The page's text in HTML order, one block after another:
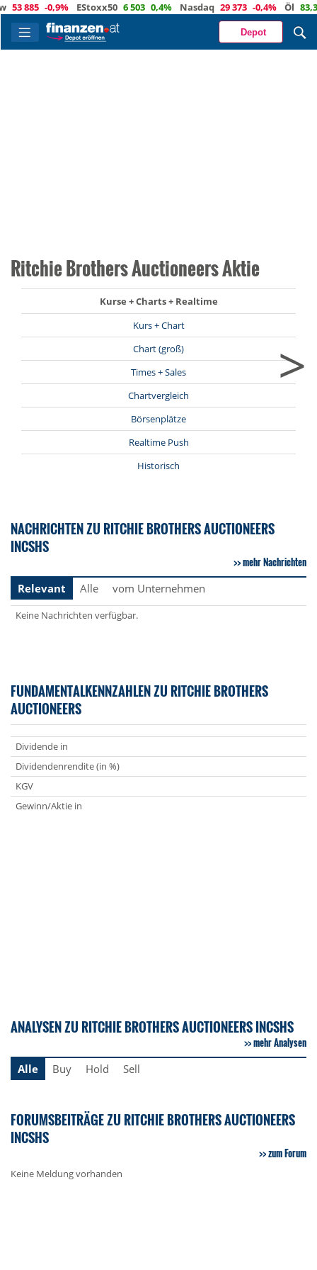
885 -0,9% EStoxx50 6 503 0,4% Nasdaq 29 373 -0,4% Öl 83,3
Depot
Ritchie Brothers Auctioneers Aktie
Kurse + Charts + Realtime
Kurs + Chart
Chart (groß)
Times + Sales
Chartvergleich
Börsenplätze
Realtime Push
Historisch
>
NACHRICHTEN ZU RITCHIE BROTHERS AUCTIONEERS
INCSHS
mehr Nachrichten
Relevant
Alle vom Unternehmen
Keine Nachrichten verfügbar.
FUNDAMENTALKENNZAHLEN ZU RITCHIE BROTHERS
AUCTIONEERS
Dividende in
Dividendenrendite (in %)
KGV
Gewinn/Aktie in
ANALYSEN ZU RITCHIE BROTHERS AUCTIONEERS INCSHS
mehr Analysen
Alle
Buy Hold Sell
FORUMSBEITRÄGE ZU RITCHIE BROTHERS AUCTIONEERS
INCSHS
zum Forum
Keine Meldung vorhanden